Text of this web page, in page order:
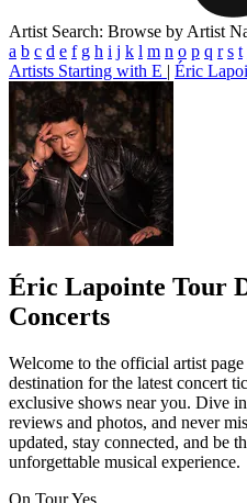
Artist Search: Browse by Artist
a b c d e f g h i j k l m n o p q r s t
Artists Starting with E | Éric
Éric Lapointe Tour
Concerts
Welcome to the official artist
destination for the latest concert
exclusive shows near you. Dive
reviews and photos, and never
updated, stay connected, and be
unforgettable musical experience.
On TourYes